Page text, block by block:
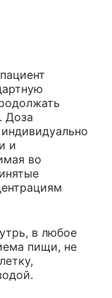
Доза
и
во
в любое
пищи, не